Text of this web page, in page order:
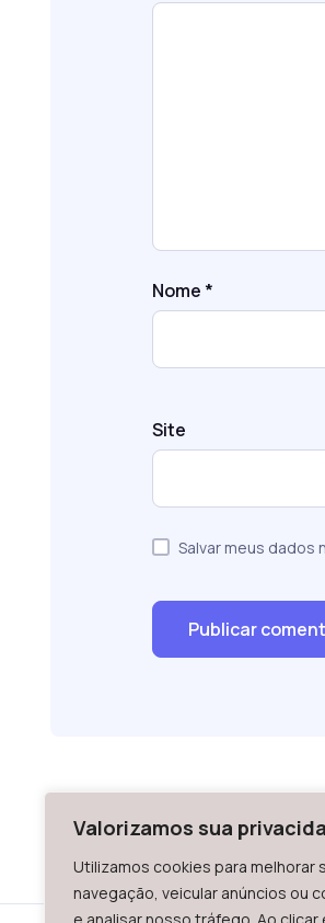
Valorizamos sua
Utilizamos cookies para melhorar
navegação, veicular anúncios ou
Nome *
Site
Salvar meus dados